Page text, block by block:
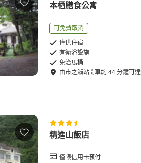
本栖膳食公寓
可免費取消
僅供住宿
有衛浴設施
免治馬桶
由市之瀨站開車約44 分鐘可達
精進山飯店
僅限信用卡預付